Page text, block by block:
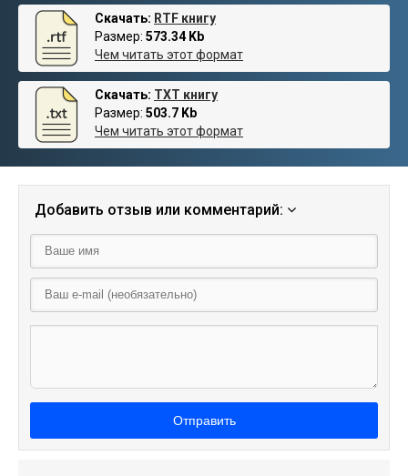
Скачать: RTF книгу
Размер: 573.34 Kb
Чем читать этот формат
Скачать: TXT книгу
Размер: 503.7 Kb
Чем читать этот формат
Добавить отзыв или комментарий:
Отправить